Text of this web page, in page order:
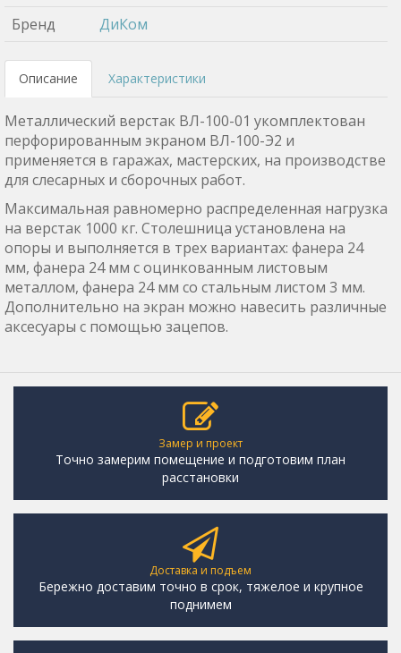
Бренд
ДиКом
Описание Характеристики
Металлический верстак ВЛ-100-01 укомплектован
перфорированным экраном ВЛ-100-Э2 и
применяется в гаражах, мастерских, на производстве
для слесарных и сборочных работ.
Максимальная равномерно распределенная нагрузка
на верстак 1000 кг. Столешница установлена на
опоры и выполняется в трех вариантах: фанера 24
мм, фанера 24 мм с оцинкованным листовым
металлом, фанера 24 мм со стальным листом 3 мм.
Дополнительно на экран можно навесить различные
аксесуары с помощью зацепов.
Замер и проект
Точно замерим помещение и подготовим план
расстановки
Доставка и подъем
Бережно доставим точно в срок, тяжелое и крупное
поднимем